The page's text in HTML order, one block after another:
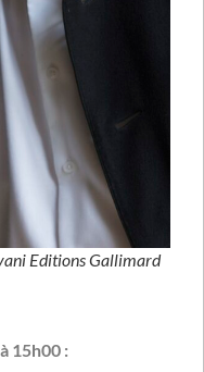
Editions Gallimard
15h00 :